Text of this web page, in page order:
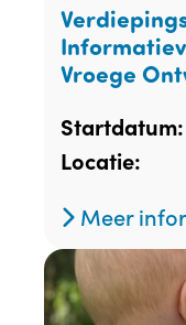
Vroege
Startdatum:
Locatie:
Meer